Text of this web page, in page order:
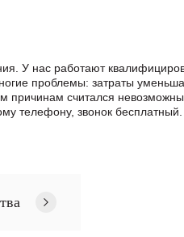
У нас работают
проблемы: затраты
причинам считался
телефону, звонок бесплатный.